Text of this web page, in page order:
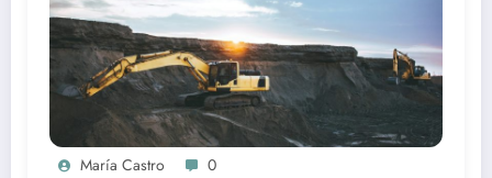
María Castro 0